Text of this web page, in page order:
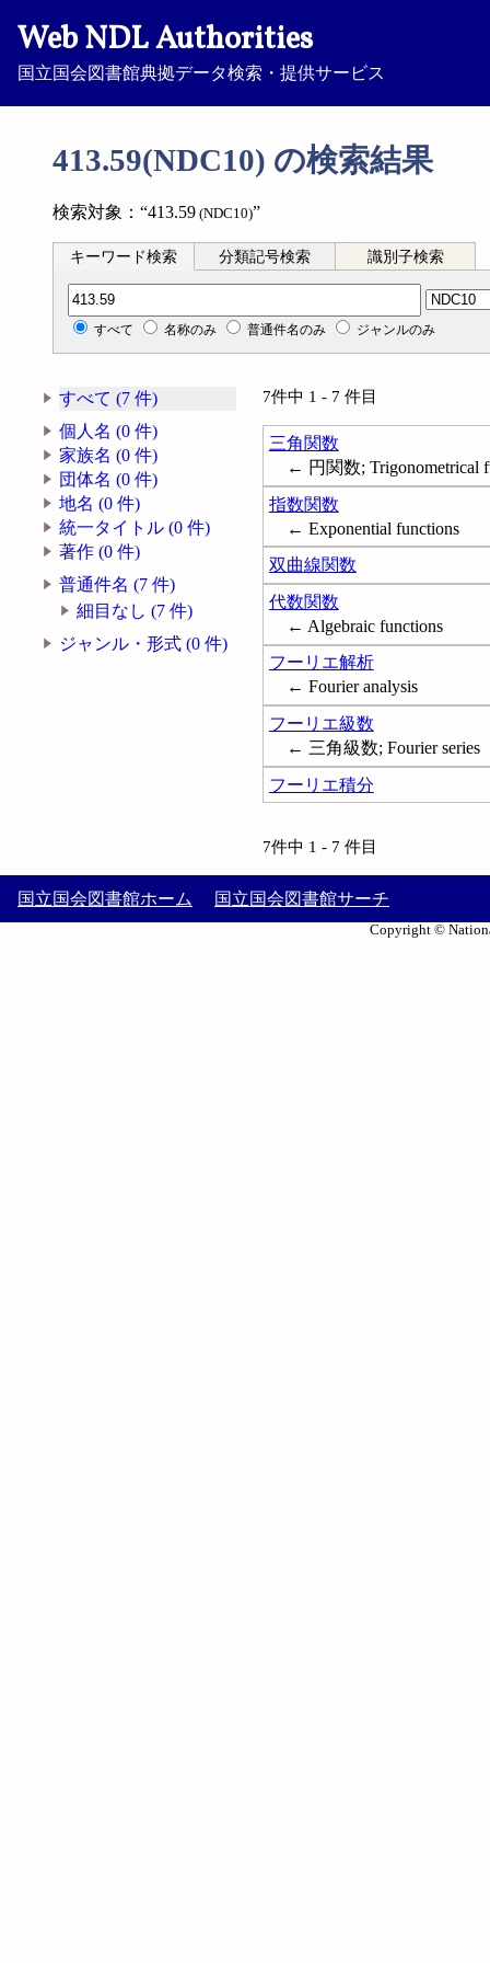
Web NDL Authorities
国立国会図書館典拠データ検索・提供サービス
413.59(NDC10) の検索結果
検索対象：“413.59 (NDC10)”
キーワード検索 分類記号検索 識別子検索
分類記号検索
すべて 名称のみ 普通件名のみ ジャンルのみ
すべて (7 件)
個人名 (0 件)
家族名 (0 件)
団体名 (0 件)
地名 (0 件)
統一タイトル (0 件)
著作 (0 件)
普通件名 (7 件)
細目なし (7 件)
ジャンル・形式 (0 件)
7件中 1 - 7 件目
三角関数
← 円関数; Trigonometrical
指数関数
← Exponential functions
双曲線関数
代数関数
← Algebraic functions
フーリエ解析
← Fourier analysis
フーリエ級数
← 三角級数; Fourier series
フーリエ積分
7件中 1 - 7 件目
国立国会図書館ホーム 国立国会図書館サーチ
Copyright ©